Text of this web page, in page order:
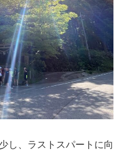
し、ラストスパートに向